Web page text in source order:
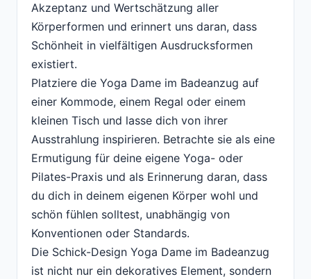
Akzeptanz und Wertschätzung aller
Körperformen und erinnert uns daran, dass
Schönheit in vielfältigen Ausdrucksformen
existiert.
Platziere die Yoga Dame im Badeanzug auf
einer Kommode, einem Regal oder einem
kleinen Tisch und lasse dich von ihrer
Ausstrahlung inspirieren. Betrachte sie als eine
Ermutigung für deine eigene Yoga- oder
Pilates-Praxis und als Erinnerung daran, dass
du dich in deinem eigenen Körper wohl und
schön fühlen solltest, unabhängig von
Konventionen oder Standards.
Die Schick-Design Yoga Dame im Badeanzug
ist nicht nur ein dekoratives Element, sondern